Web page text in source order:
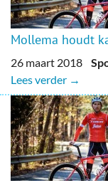
Mollema houdt
26 maart 2018
Lees verder →